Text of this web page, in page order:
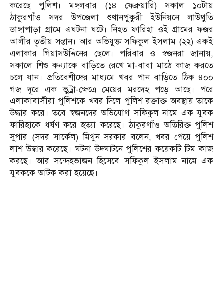
করেছে পুলিশ। মঙ্গলবার (১৪ ফেব্রুয়ারি) সকাল ১০টায়
ঠাকুরগাঁও সদর উপজেলা শুখানপুকুরী ইউনিয়নে লাউথুতি
ডাঙ্গাপাড়া গ্রামে এঘটনা ঘটে। নিহত ফারিহা ওই গ্রামের ফজর
আলীর তৃতীয় সন্তান। আর অভিযুক্ত সফিকুল ইসলাম (২২) একই
এলাকার গিয়াসউদ্দিনের ছেলে। পরিবার ও স্বজনরা জানায়,
সকালে শিশু কন্যাকে বাড়িতে রেখে মা-বাবা মাঠে কাজ করতে
চলে যান। প্রতিবেশীদের মাধ্যমে খবর পান বাড়িতে ঠিক ৪০০
গজ দূরে এক ভুট্রা-ক্ষেত্রে মেয়ের মরদেহ পড়ে আছে। পরে
এলাকাবাসীরা পুলিশকে খবর দিলে পুলিশ রক্তাক্ত অবস্থায় তাকে
উদ্ধার করে। তবে স্বজনদের অভিযোগ সফিকুল নামে এক যুবক
ফারিহাকে ধর্ষণ করে হত্যা করেছে। ঠাকুরগাঁও অতিরিক্ত পুলিশ
সুপার (সদর সার্কেল) মিথুন সরকার বলেন, খবর পেয়ে পুলিশ
লাশ উদ্ধার করেছে। ঘটনা উদঘাটনে পুলিশের কয়েকটি টিম কাজ
করছে। আর সন্দেহভাজন হিসেবে সফিকুল ইসলাম নামে এক
যুবককে আটক করা হয়েছে।